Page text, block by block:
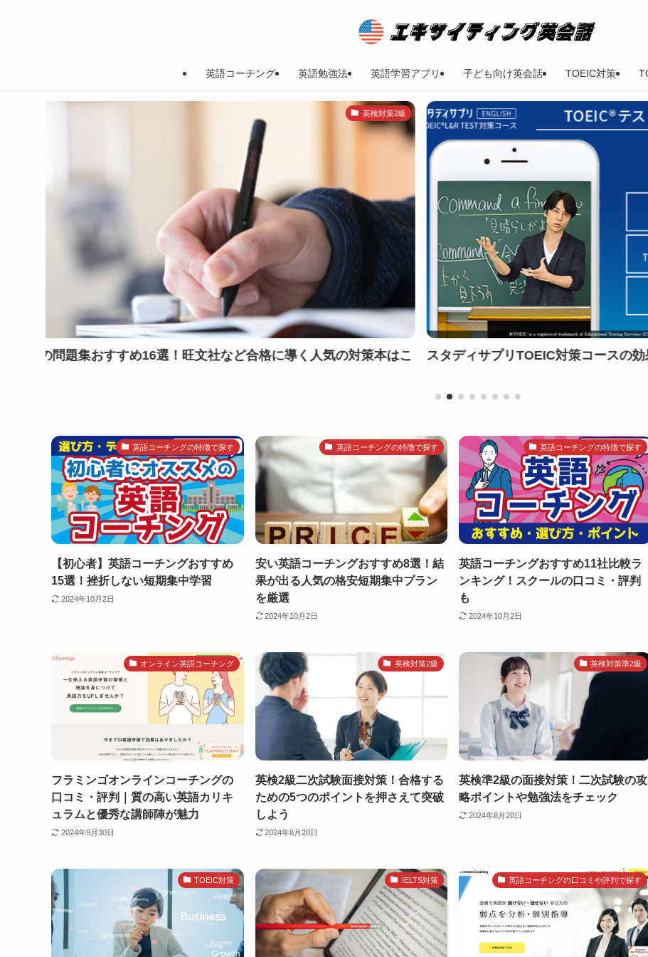
英語コーチング 英語勉強法 英語学習アプリ 子ども向け英会話 TOEIC対策
選！旺文社など合格に導く人気の対策本はこ
英
スタディサプリTOEIC対策コースの効果的な使い方・学習の進
英語コーチングの特徴で探す
【初心者】英語コーチングおすすめ
15選！挫折しない短期集中学習
2024年10月2日
英語コーチングの特徴で探す
安い英語コーチングおすすめ8選！結
果が出る人気の格安短期集中プラン
を厳選
2024年10月2日
英語コーチングの特徴で探す
英語コーチングおすすめ11社比較ラ
ンキング！スクールの口コミ・評判
も
2024年10月2日
オンライン英語コーチング
フラミンゴオンラインコーチングの
口コミ・評判｜質の高い英語カリキ
ュラムと優秀な講師陣が魅力
2024年9月30日
英検対策2級
英検2級二次試験面接対策！合格する
ための5つのポイントを押さえて突破
しよう
2024年8月20日
英検対策準2級
英検準2級の面接対策！二次試験の攻
略ポイントや勉強法をチェック
2024年8月20日
TOEIC対策 IELTS対策 英語コーチングの口コミや評判で探す